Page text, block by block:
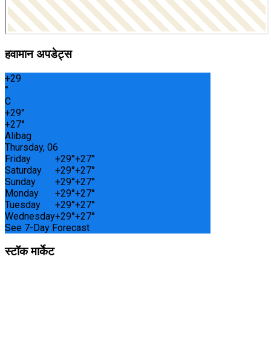
हवामान अपडेट्स
+29
°
C
+29°
+27°
Alibag
Thursday, 06
Friday
+29°+27°
Saturday
+29°+27°
Sunday
+29°+27°
Monday
+29°+27°
Tuesday
+29°+27°
Wednesday+29°+27°
See 7-Day Forecast
स्टॉक मार्केट